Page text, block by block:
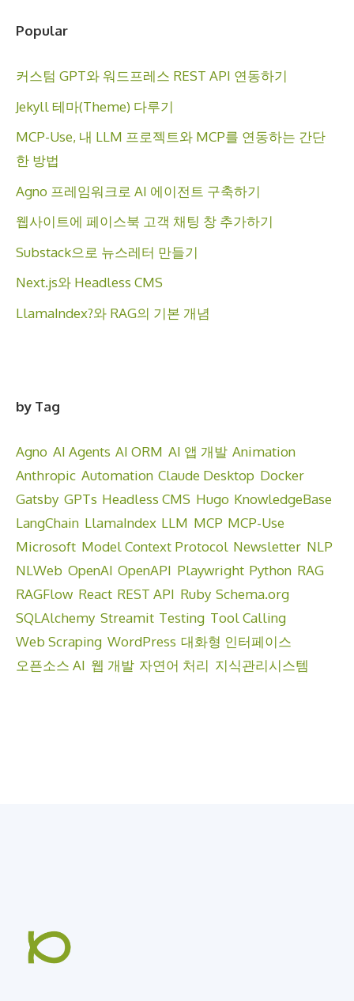
Popular
커스텀 GPT와 워드프레스 REST API 연동하기
Jekyll 테마(Theme) 다루기
MCP-Use, 내 LLM 프로젝트와 MCP를 연동하는 간단
한 방법
Agno 프레임워크로 AI 에이전트 구축하기
웹사이트에 페이스북 고객 채팅 창 추가하기
Substack으로 뉴스레터 만들기
Next.js와 Headless CMS
LlamaIndex?와 RAG의 기본 개념
by Tag
Agno AI Agents AI ORM AI 앱 개발 Animation
Anthropic Automation Claude Desktop Docker
Gatsby GPTs Headless CMS Hugo KnowledgeBase
LangChain LlamaIndex LLM MCP MCP-Use
Microsoft Model Context Protocol Newsletter NLP
NLWeb OpenAI OpenAPI Playwright Python RAG
RAGFlow React REST API Ruby Schema.org
SQLAlchemy Streamit Testing Tool Calling
Web Scraping WordPress 대화형 인터페이스
오픈소스 AI 웹 개발 자연어 처리 지식관리시스템